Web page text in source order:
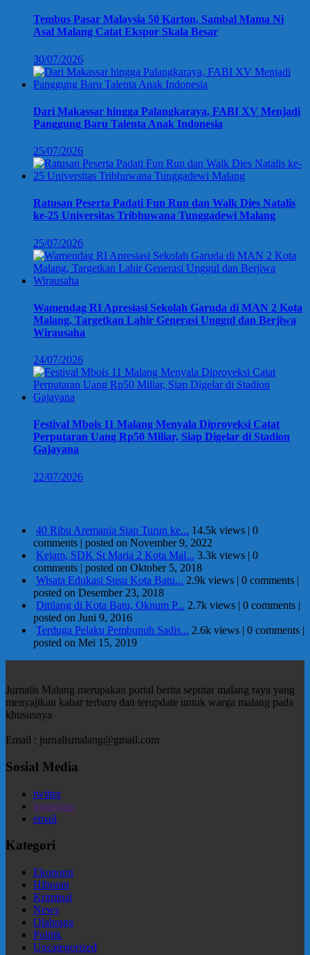
Tembus Pasar Malaysia 50 Karton, Sambal Mama Ni
Asal Malang Catat Ekspor Skala Besar
30/07/2026
Dari Makassar hingga Palangkaraya, FABI XV Menjadi
Panggung Baru Talenta Anak Indonesia
25/07/2026
Ratusan Peserta Padati Fun Run dan Walk Dies Natalis
ke-25 Universitas Tribhuwana Tunggadewi Malang
25/07/2026
Wamendag RI Apresiasi Sekolah Garuda di MAN 2 Kota
Malang, Targetkan Lahir Generasi Unggul dan Berjiwa
Wirausaha
24/07/2026
Festival Mbois 11 Malang Menyala Diproyeksi Catat
Perputaran Uang Rp50 Miliar, Siap Digelar di Stadion
Gajayana
22/07/2026
40 Ribu Aremania Siap Turun ke... 14.5k views | 0
comments | posted on November 9, 2022
Kejam, SDK St Maria 2 Kota Mal... 3.3k views | 0
comments | posted on Oktober 5, 2018
Wisata Edukasi Susu Kota Batu... 2.9k views | 0 comments |
posted on Desember 23, 2018
Ditilang di Kota Batu, Oknum P... 2.7k views | 0 comments |
posted on Juni 9, 2016
Terduga Pelaku Pembunuh Sadis... 2.6k views | 0 comments |
posted on Mei 15, 2019
Jurnalis Malang merupakan portal berita seputar malang raya yang
menyajikan kabar terbaru dan terupdate untuk warga malang pada
khususnya
Email : jurnalismalang@gmail.com
Sosial Media
twitter
instagram
email
Kategori
Ekonomi
Hiburan
Kriminal
News
Olahraga
Politik
Uncategorized